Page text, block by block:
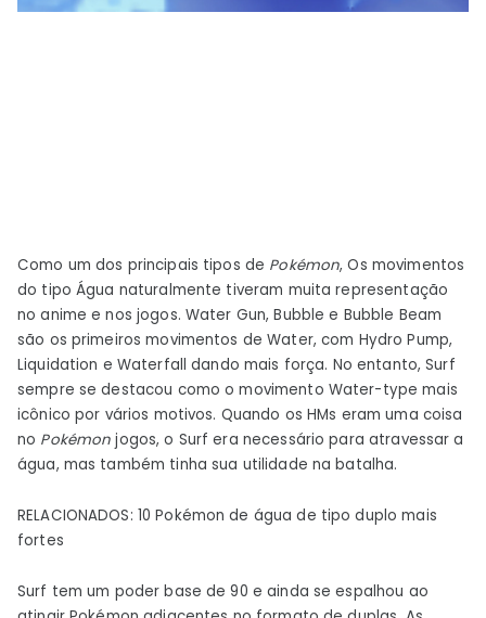
Como um dos principais tipos de Pokémon, Os movimentos
do tipo Água naturalmente tiveram muita representação
no anime e nos jogos. Water Gun, Bubble e Bubble Beam
são os primeiros movimentos de Water, com Hydro Pump,
Liquidation e Waterfall dando mais força. No entanto, Surf
sempre se destacou como o movimento Water-type mais
icônico por vários motivos. Quando os HMs eram uma coisa
no Pokémon jogos, o Surf era necessário para atravessar a
água, mas também tinha sua utilidade na batalha.
RELACIONADOS: 10 Pokémon de água de tipo duplo mais
fortes
Surf tem um poder base de 90 e ainda se espalhou ao